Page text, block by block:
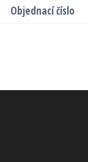
Objednací číslo